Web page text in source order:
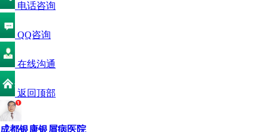
电话咨询
QQ咨询
在线沟通
返回顶部
成都银康银屑病医院